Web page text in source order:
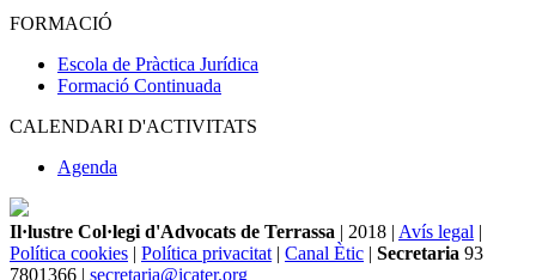
FORMACIÓ
Escola de Pràctica Jurídica
Formació Continuada
CALENDARI D'ACTIVITATS
Agenda
Il·lustre Col·legi d'Advocats de Terrassa | 2018 | Avís legal |
Política cookies | Política privacitat | Canal Ètic | Secretaria 93
7801366 | secretaria@icater.org